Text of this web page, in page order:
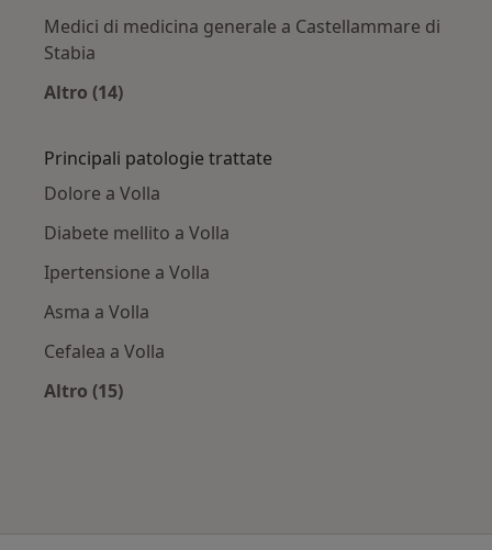
Medici di medicina generale a Castellammare di
Stabia
Altro (14)
Principali patologie trattate
Dolore a Volla
Diabete mellito a Volla
Ipertensione a Volla
Asma a Volla
Cefalea a Volla
Altro (15)